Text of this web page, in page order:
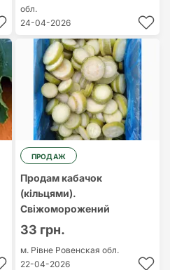
обл.
24-04-2026
ПРОДАЖ
Продам кабачок
(кільцями).
Свіжоморожений
33 грн.
м. Рівне Ровенская обл.
22-04-2026